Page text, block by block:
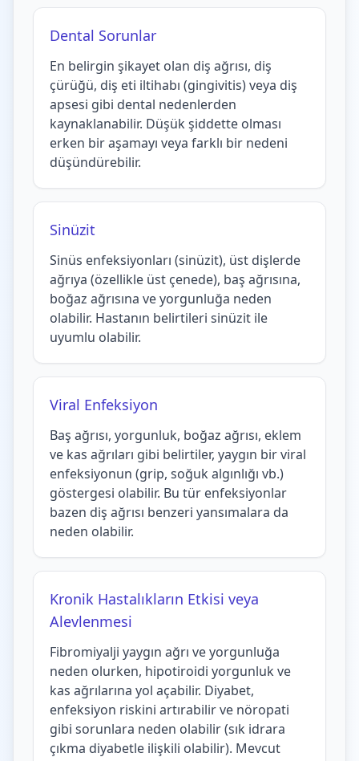
Dental Sorunlar
En belirgin şikayet olan diş ağrısı, diş
çürüğü, diş eti iltihabı (gingivitis) veya diş
apsesi gibi dental nedenlerden
kaynaklanabilir. Düşük şiddette olması
erken bir aşamayı veya farklı bir nedeni
düşündürebilir.
Sinüzit
Sinüs enfeksiyonları (sinüzit), üst dişlerde
ağrıya (özellikle üst çenede), baş ağrısına,
boğaz ağrısına ve yorgunluğa neden
olabilir. Hastanın belirtileri sinüzit ile
uyumlu olabilir.
Viral Enfeksiyon
Baş ağrısı, yorgunluk, boğaz ağrısı, eklem
ve kas ağrıları gibi belirtiler, yaygın bir viral
enfeksiyonun (grip, soğuk algınlığı vb.)
göstergesi olabilir. Bu tür enfeksiyonlar
bazen diş ağrısı benzeri yansımalara da
neden olabilir.
Kronik Hastalıkların Etkisi veya
Alevlenmesi
Fibromiyalji yaygın ağrı ve yorgunluğa
neden olurken, hipotiroidi yorgunluk ve
kas ağrılarına yol açabilir. Diyabet,
enfeksiyon riskini artırabilir ve nöropati
gibi sorunlara neden olabilir (sık idrara
çıkma diyabetle ilişkili olabilir). Mevcut